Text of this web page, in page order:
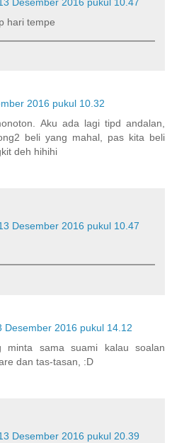
hari tempe
2016 pukul 10.32
Aku ada lagi tipd andalan,
beli yang mahal, pas kita beli
deh hihihi
Desember 2016 pukul 10.47
Desember 2016 pukul 14.12
minta sama suami kalau soalan
dan tas-tasan, :D
Desember 2016 pukul 20.39